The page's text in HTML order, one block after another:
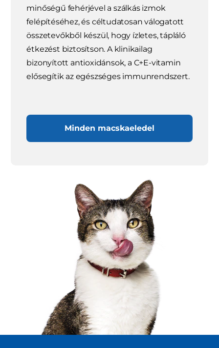
minőségű fehérjével a szálkás izmok
felépítéséhez, és céltudatosan válogatott
összetevőkből készül, hogy ízletes, tápláló
étkezést biztosítson. A klinikailag
bizonyított antioxidánsok, a C+E-vitamin
elősegítik az egészséges immunrendszert.
Minden macskaeledel